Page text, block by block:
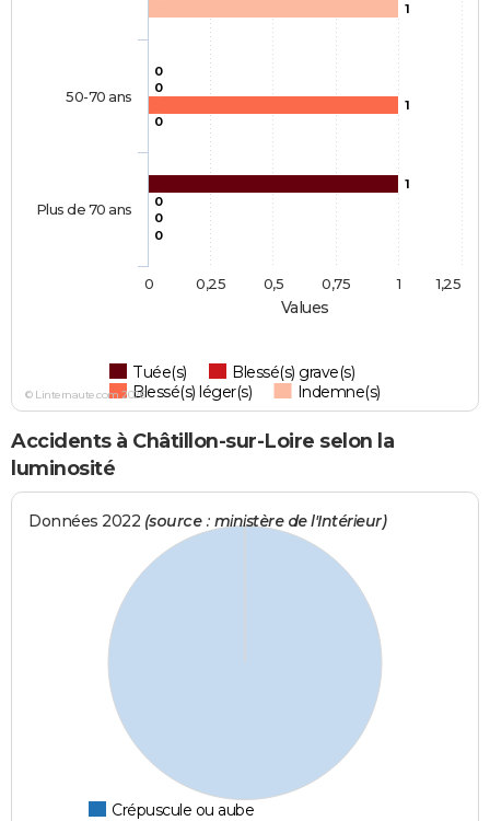
Values
0
1
0
0
1
0
1
0
0
Tuée(s)
Blessé(s) grave(s)
Blessé(s) léger(s)
Indemne(s)
50-70 ans
Plus de 70 ans
0 1
0,25 0,5 0,75 1,25
© Linternaute.com 2026
Accidents à Châtillon-sur-Loire selon la
luminosité
Données 2022 (source : ministère de l'Intérieur)
Crépuscule ou aube